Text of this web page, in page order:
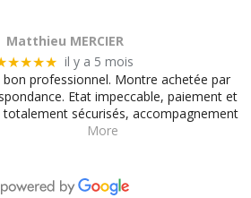
Matthieu MERCIER
il y a 5 mois
bon professionnel. Montre achetée par
Etat impeccable, paiement et
totalement sécurisés, accompagnement
More